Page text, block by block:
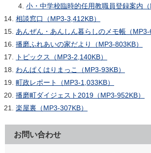
小・中学校臨時的任用教職員登録案内（
相談窓口（MP3-3,412KB）
あんぜん・あんしん暮らしのメモ帳（MP3-
播磨ふれあいの家だより（MP3-803KB）
トピックス（MP3-2,140KB）
わんぱくはりまっこ（MP3-93KB）
町政レポート（MP3-1,033KB）
播磨町ダイジェスト2019（MP3-952KB）
楽屋裏（MP3-307KB）
お問い合わせ